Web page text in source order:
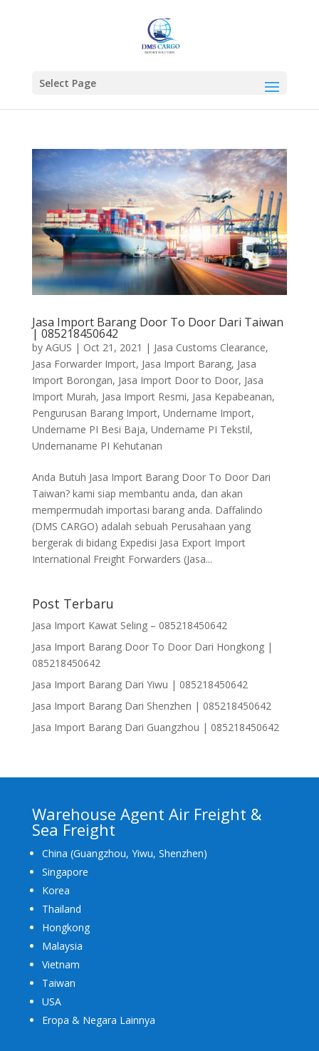
Select Page
Jasa Import Barang Door To Door Dari Taiwan
| 085218450642
by AGUS | Oct 21, 2021 | Jasa Customs Clearance,
Jasa Forwarder Import, Jasa Import Barang, Jasa
Import Borongan, Jasa Import Door to Door, Jasa
Import Murah, Jasa Import Resmi, Jasa Kepabeanan,
Pengurusan Barang Import, Undername Import,
Undername PI Besi Baja, Undername PI Tekstil,
Undernaname PI Kehutanan
Anda Butuh Jasa Import Barang Door To Door Dari
Taiwan? kami siap membantu anda, dan akan
mempermudah importasi barang anda. Daffalindo
(DMS CARGO) adalah sebuah Perusahaan yang
bergerak di bidang Expedisi Jasa Export Import
International Freight Forwarders (Jasa...
Post Terbaru
Jasa Import Kawat Seling – 085218450642
Jasa Import Barang Door To Door Dari Hongkong |
085218450642
Jasa Import Barang Dari Yiwu | 085218450642
Jasa Import Barang Dari Shenzhen | 085218450642
Jasa Import Barang Dari Guangzhou | 085218450642
Warehouse Agent Air Freight &
Sea Freight
China (Guangzhou, Yiwu, Shenzhen)
Singapore
Korea
Thailand
Hongkong
Malaysia
Vietnam
Taiwan
USA
Eropa & Negara Lainnya